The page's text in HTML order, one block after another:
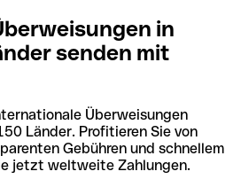
in
senden mit
Überweisungen
Länder. Profitieren Sie von
Gebühren und schnellem
jetzt weltweite Zahlungen.